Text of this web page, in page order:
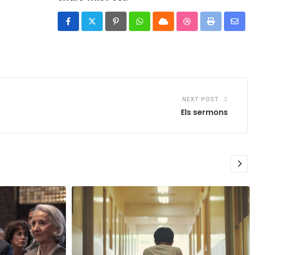
PinterestWhatsappCloud StumbleUpon
Print
Share
NEXT POST
Els sermons